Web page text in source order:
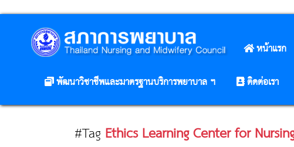
หน้าแรก
พัฒนาวิชาชีพและมาตรฐานบริการพยาบาล ฯ
ติดต่อเรา
#Tag Ethics Learning Center for